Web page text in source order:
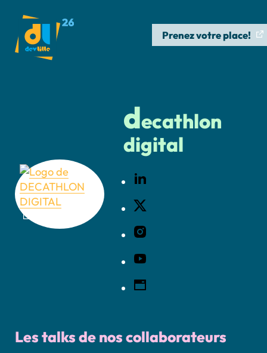
Prenez votre place!
decathlon
digital
Les talks de nos collaborateurs